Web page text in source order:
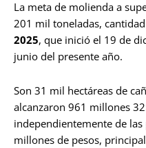
La meta de molienda a
201 mil toneladas,
2025, que inició el 19 de
junio del presente año.
Son 31 mil hectáreas de
alcanzaron 961 millones
independientemente de
millones de pesos,